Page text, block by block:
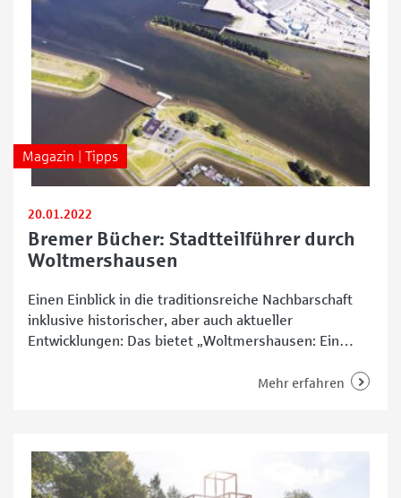
Woltmershausen vereint vieles. Das beweist auch ein
Streifzug durch den
Magazin | Tipps
20.01.2022
Bremer Bücher: Stadtteilführer durch
Woltmershausen
Einen Einblick in die traditionsreiche Nachbarschaft
inklusive historischer, aber auch aktueller
Entwicklungen: Das bietet „Woltmershausen: Ein
möchte „Pusdorf“ sowohl Einheimischen als auch
Menschen, aber auch um
Mehr erfahren